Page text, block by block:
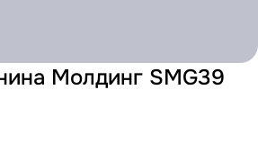
Молдинг SMG39